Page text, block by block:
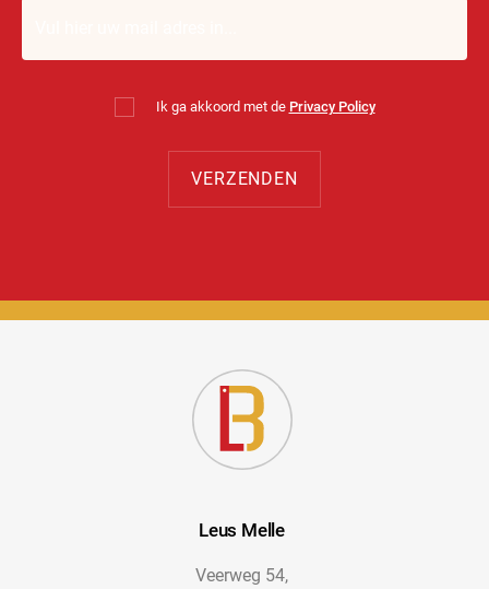
Ik ga akkoord met de Privacy Policy
Leus Melle
Veerweg 54,